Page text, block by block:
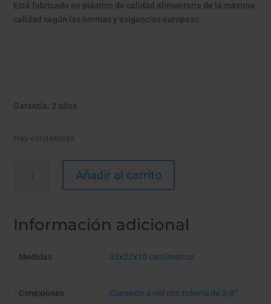
Está fabricado en plástico de calidad alimentaria de la máxima
calidad según las normas y exigencias europeas.
Garantía: 2 años
Hay existencias
ANTI
Añadir al carrito
Información adicional
Medidas 32x22x10 centímetros
Conexiones Conexión a red con tubería de 3/8"